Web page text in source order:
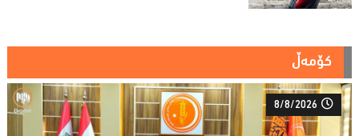
کۆمەڵ
8/8/2026